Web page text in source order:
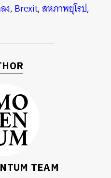
ง,Brexit,สหภาพยุโรป,
TEAM